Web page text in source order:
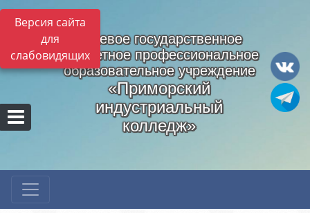
Версия сайта
для
слабовидящих
Краевое государственное
бюджетное профессиональное
образовательное учреждение
«Приморский
индустриальный
колледж»